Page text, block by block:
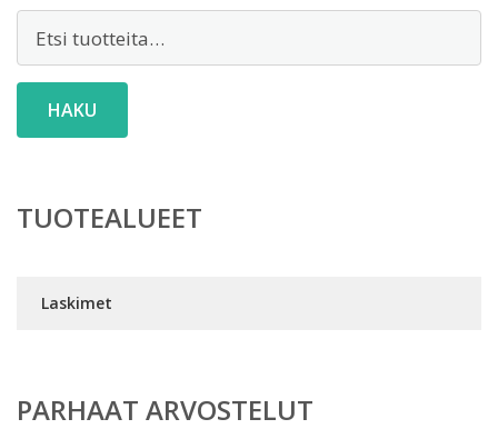
HAKU
TUOTEALUEET
Laskimet
PARHAAT ARVOSTELUT